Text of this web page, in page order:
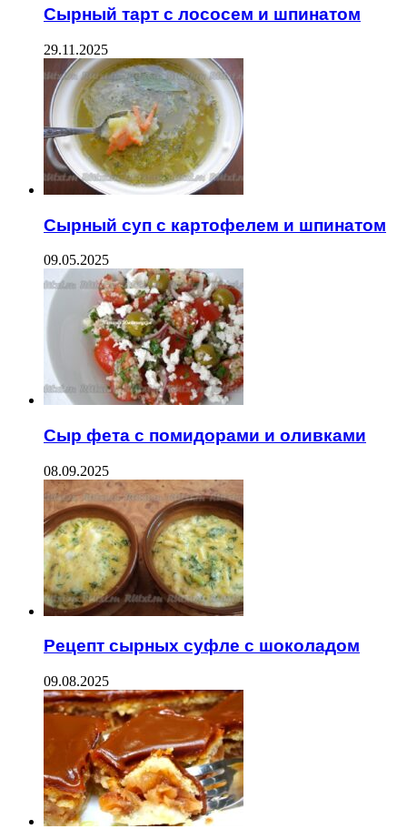
Сырный тарт с лососем и шпинатом
29.11.2025
Сырный суп с картофелем и шпинатом
09.05.2025
Сыр фета с помидорами и оливками
08.09.2025
Рецепт сырных суфле с шоколадом
09.08.2025